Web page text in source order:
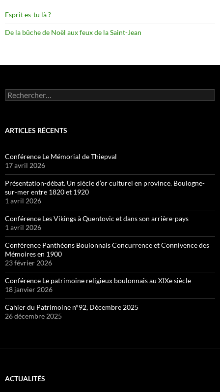
Esprit es-tu là ?
De la bûche de Noël aux feux de la Saint-Jean
Rechercher :
ARTICLES RÉCENTS
Conférence Le Mémorial de Thiepval
17 avril 2026
Présentation-débat. Un siècle d’or culturel en province. Boulogne-
sur-mer entre 1820 et 1920
1 avril 2026
Conférence Les Vikings à Quentovic et dans son arrière-pays
1 avril 2026
Conférence Panthéons Boulonnais Concurrence et Connivence des
Mémoires en 1900
23 février 2026
Conférence Le patrimoine religieux boulonnais au XIXe siècle
18 janvier 2026
Cahier du Patrimoine n°92, Décembre 2025
26 décembre 2025
ACTUALITÉS